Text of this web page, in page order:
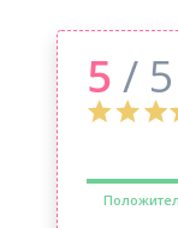
5 / 5